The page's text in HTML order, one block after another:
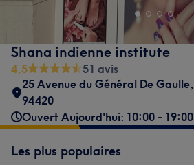
Shana indienne institute
4,5
51 avis
25 Avenue du Général De Gaulle,
94420
Ouvert Aujourd'hui: 10:00 - 19:00
Les plus populaires